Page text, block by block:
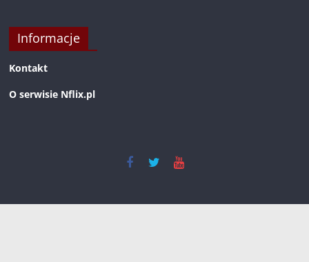
Informacje
Kontakt
O serwisie Nflix.pl